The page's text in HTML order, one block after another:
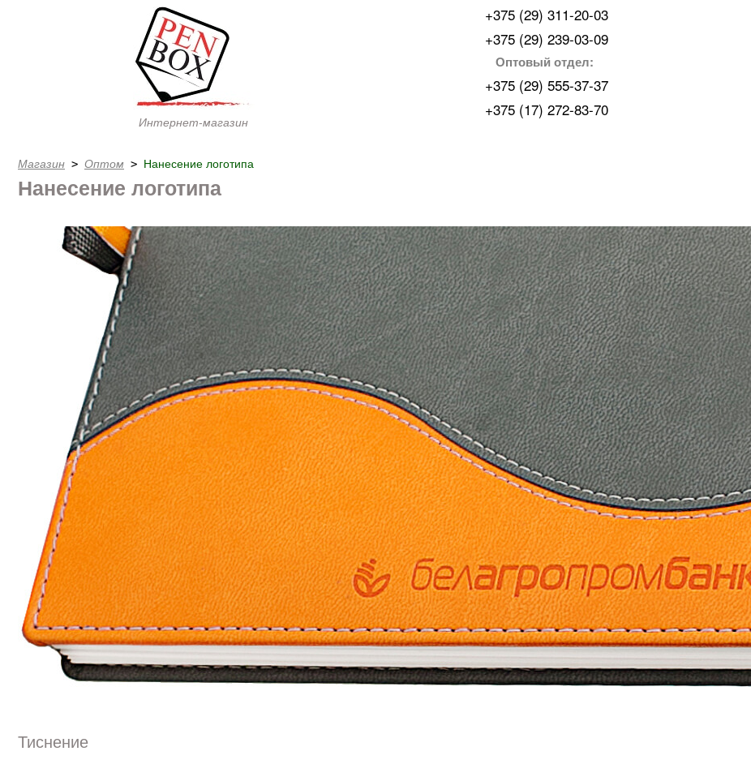
Интернет-магазин
+375 (29) 311-20-03
+375 (29) 239-03-09
Оптовый отдел:
+375 (29) 555-37-37
+375 (17) 272-83-70
Магазин > Оптом > Нанесение логотипа
Нанесение логотипа
Тиснение